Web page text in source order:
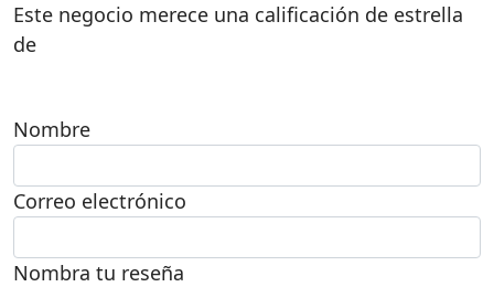
Este negocio merece una calificación de estrella
de
Nombre
Correo electrónico
Nombra tu reseña